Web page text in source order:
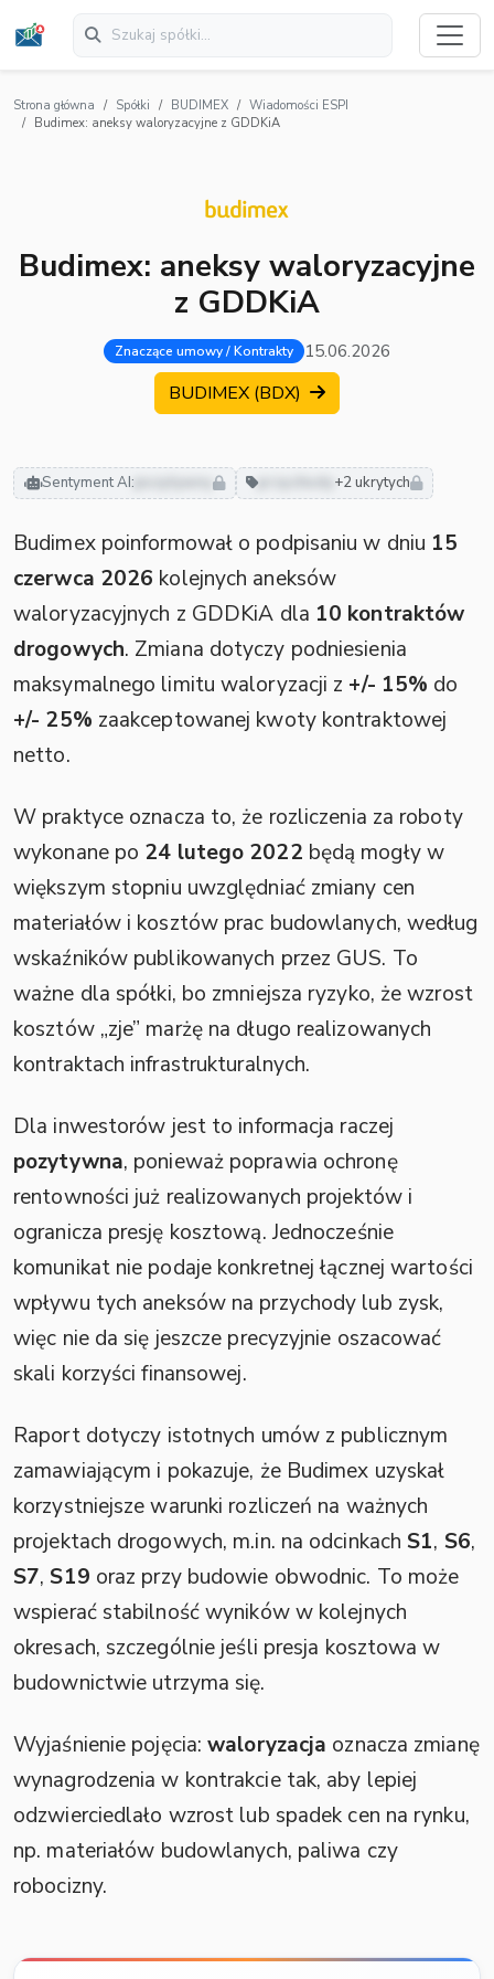
Strona główna Spółki BUDIMEX
Wiadomości ESPI
Budimex: aneksy waloryzacyjne z GDDKiA
Budimex: aneksy waloryzacyjne
z GDDKiA
Znaczące umowy / Kontrakty 15.06.2026
BUDIMEX (BDX)
Sentyment AI: pozytywny przychody +2 ukrytych
Budimex poinformował o podpisaniu w dniu 15
czerwca 2026 kolejnych aneksów
waloryzacyjnych z GDDKiA dla 10 kontraktów
drogowych. Zmiana dotyczy podniesienia
maksymalnego limitu waloryzacji z +/- 15% do
+/- 25% zaakceptowanej kwoty kontraktowej
netto.
W praktyce oznacza to, że rozliczenia za roboty
wykonane po 24 lutego 2022 będą mogły w
większym stopniu uwzględniać zmiany cen
materiałów i kosztów prac budowlanych, według
wskaźników publikowanych przez GUS. To
ważne dla spółki, bo zmniejsza ryzyko, że wzrost
kosztów „zje” marżę na długo realizowanych
kontraktach infrastrukturalnych.
Dla inwestorów jest to informacja raczej
pozytywna, ponieważ poprawia ochronę
rentowności już realizowanych projektów i
ogranicza presję kosztową. Jednocześnie
komunikat nie podaje konkretnej łącznej wartości
wpływu tych aneksów na przychody lub zysk,
więc nie da się jeszcze precyzyjnie oszacować
skali korzyści finansowej.
Raport dotyczy istotnych umów z publicznym
zamawiającym i pokazuje, że Budimex uzyskał
korzystniejsze warunki rozliczeń na ważnych
projektach drogowych, m.in. na odcinkachS1, S6,
S7,S19 oraz przy budowie obwodnic. To może
wspierać stabilność wyników w kolejnych
okresach, szczególnie jeśli presja kosztowa w
budownictwie utrzyma się.
Wyjaśnienie pojęcia:waloryzacja oznacza zmianę
wynagrodzenia w kontrakcie tak, aby lepiej
odzwierciedlało wzrost lub spadek cen na rynku,
np. materiałów budowlanych, paliwa czy
robocizny.